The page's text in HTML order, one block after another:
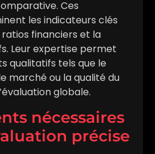
Ces
les indicateurs clés
ratios financiers et la
Leur expertise permet
qualitatifs tels que le
marché ou la qualité du
globale.
nécessaires
précise